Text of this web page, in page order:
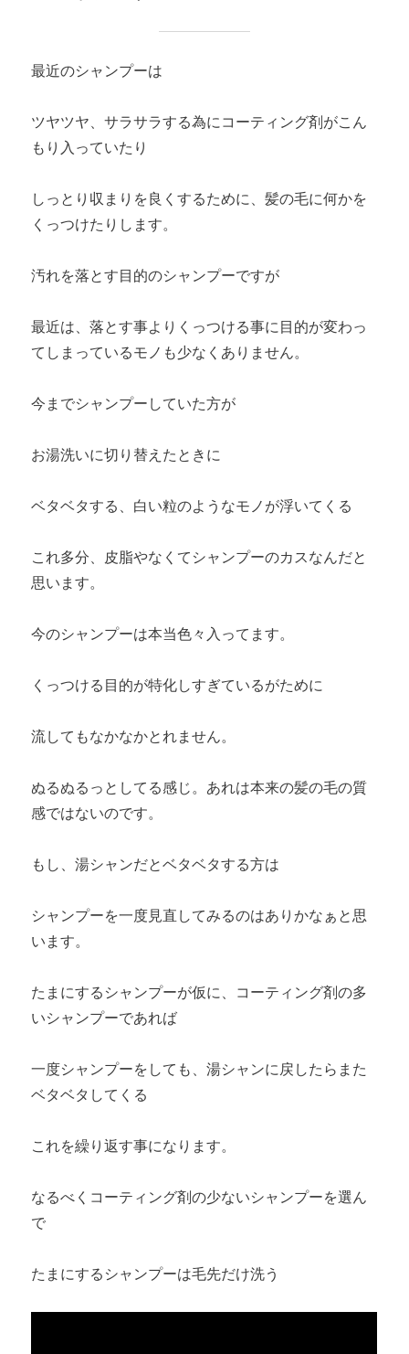
最近のシャンプーは
ツヤツヤ、サラサラする為にコーティング剤がこん
もり入っていたり
しっとり収まりを良くするために、髪の毛に何かを
くっつけたりします。
汚れを落とす目的のシャンプーですが
最近は、落とす事よりくっつける事に目的が変わっ
てしまっているモノも少なくありません。
今までシャンプーしていた方が
お湯洗いに切り替えたときに
ベタベタする、白い粒のようなモノが浮いてくる
これ多分、皮脂やなくてシャンプーのカスなんだと
思います。
今のシャンプーは本当色々入ってます。
くっつける目的が特化しすぎているがために
流してもなかなかとれません。
ぬるぬるっとしてる感じ。あれは本来の髪の毛の質
感ではないのです。
もし、湯シャンだとベタベタする方は
シャンプーを一度見直してみるのはありかなぁと思
います。
たまにするシャンプーが仮に、コーティング剤の多
いシャンプーであれば
一度シャンプーをしても、湯シャンに戻したらまた
ベタベタしてくる
これを繰り返す事になります。
なるべくコーティング剤の少ないシャンプーを選ん
で
たまにするシャンプーは毛先だけ洗う